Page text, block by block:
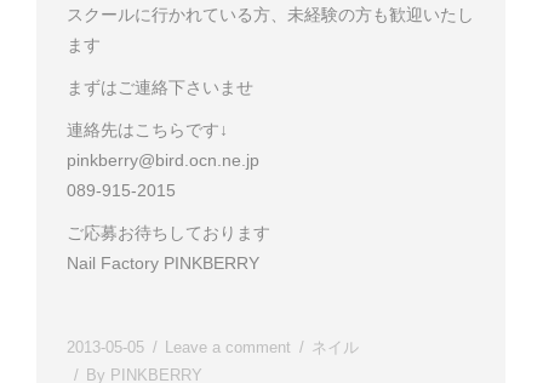
スクールに行かれている方、未経験の方も歓迎いたし
ます
まずはご連絡下さいませ
連絡先はこちらです↓
pinkberry@bird.ocn.ne.jp
089-915-2015
ご応募お待ちしております
Nail Factory PINKBERRY
2013-05-05 Leave a comment
ネイル
By PINKBERRY